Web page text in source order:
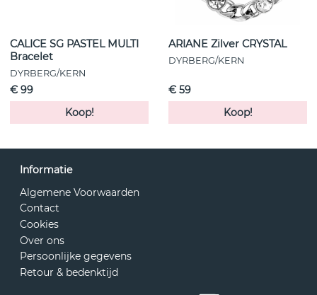
CALICE SG PASTEL MULTI
Bracelet
DYRBERG/KERN
€ 99
Koop!
ARIANE Zilver CRYSTAL
DYRBERG/KERN
€ 59
Koop!
Informatie
Algemene Voorwaarden
Contact
Cookies
Over ons
Persoonlijke gegevens
Retour & bedenktijd